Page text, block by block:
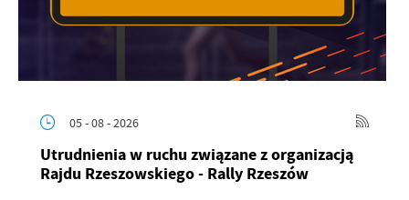
05 - 08 - 2026
Utrudnienia w ruchu związane z organizacją
Rajdu Rzeszowskiego - Rally Rzeszów